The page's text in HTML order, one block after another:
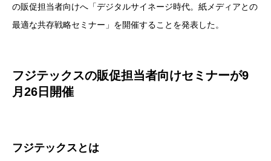
の販促担当者向けへ「デジタルサイネージ時代。紙メディアとの
最適な共存戦略セミナー」を開催することを発表した。
フジテックスの販促担当者向けセミナーが9
月26日開催
フジテックスとは